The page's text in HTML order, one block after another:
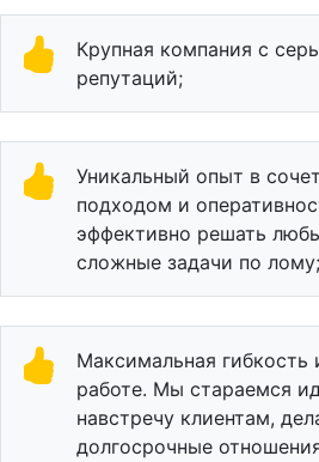
Крупная компания с
репутаций;
Уникальный опыт в
подходом и
эффективно решать
сложные задачи по лому;
Максимальная гибкость
работе. Мы стараемся
навстречу клиентам,
долгосрочные